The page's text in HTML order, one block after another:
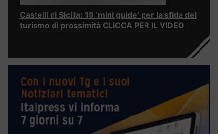
Castelli di Sicilia: 19 ‘mini guide’ per la sfida del
turismo di prossimità CLICCA PER IL VIDEO